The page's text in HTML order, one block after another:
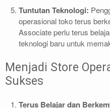
Tuntutan Teknologi:
operasional toko terus
Associate perlu terus
teknologi baru untuk
Menjadi Store
Sukses
Terus Belajar dan